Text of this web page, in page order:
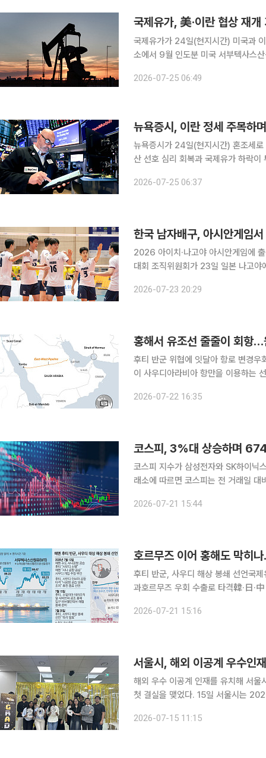
국제유가, 美·이란 협상 재
국제유가가 24일(현지시간) 미국과 이란
소에서 9월 인도분 미국 서부텍사스
2026-07-25 06:49
뉴욕증시, 이란 정세 주목
뉴욕증시가 24일(현지시간) 혼조세
산 선호 심리 회복과 국제유가 하락이 투
S&P500 지수는 전장보다 3.68 포
2026-07-25 06:37
한국 남자배구, 아시안게임
2026 아이치·나고야 아시안게임에
대회 조직위원회가 23일 일본 나고야
2026-07-23 20:29
홍해서 유조선 줄줄이 회항…
후티 반군 위협에 잇달아 항로 변경우회 장기화 시
이 사우디아라비아 항만을 이용하는
브 해협까지 봉쇄 위험에 놓이면서
2026-07-22 16:35
코스피, 3%대 상승하며
코스피 지수가 삼성전자와 SK하이닉스 강
래소에 따르면 코스피는 전 거래일
후 오후 한때 6836.86까지 오르며
2026-07-21 15:44
호르무즈 이어 홍해도 막히
후티 반군, 사우디 해상 봉쇄 선언국
과호르무즈 우회 수출로 타격韓·日·中 등 경제 충격 집중
브 해협을 차단해 사우디 수출길을 막
2026-07-21 15:16
서울시, 해외 이공계 우수인
해외 우수 이공계 인재를 유치해 서
첫 결실을 맺었다. 15일 서울시는 2024년 선발된 제1기 석사 장학생들이 국내 주요 대학원 학업을
일 서울미래인재재단 커뮤니티센터
2026-07-15 11:15